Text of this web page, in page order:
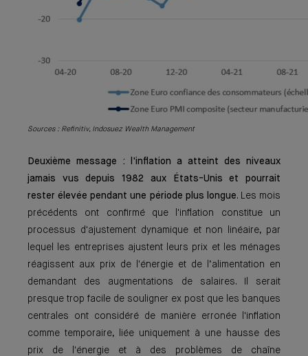
Sources : Refinitiv, Indosuez Wealth Management
Deuxième message : l'inflation a atteint des niveaux
jamais vus depuis 1982 aux États-Unis et pourrait
rester élevée pendant une période plus longue. Les mois
précédents ont confirmé que l'inflation constitue un
processus d'ajustement dynamique et non linéaire, par
lequel les entreprises ajustent leurs prix et les ménages
réagissent aux prix de l'énergie et de l’alimentation en
demandant des augmentations de salaires. Il serait
presque trop facile de souligner ex post que les banques
centrales ont considéré de manière erronée l'inflation
comme temporaire, liée uniquement à une hausse des
prix de l'énergie et à des problèmes de chaîne